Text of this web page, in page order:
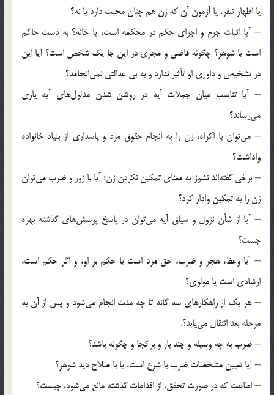
یا اظهار تنفر، یا آزمون آن که زن هم چنان محبت دارد یا نه؟
– آیا اثبات جرم و اجرای حکم در محکمه است، یا خانه؟ به دست حاکم
است یا شوهر؟ چگونه قاضی و مجری در این جا یک شخص است؟ آیا این
در تشخیص و داوری او تأثیر ندارد و به بی عدالتی نمی‌انجامد؟
– آیا تناسب میان جملات آیه در روشن شدن مدلول‌ها‌ی‌ آیه یاری
می‌رساند؟
– می‌توان با اکراه، زن را به انجام حقوق مرد و پاسداری از بنیاد خانواده
واداشت؟
– برخی گفته‌اند نشوز به معنای تمکین نکردن زن؛ آیا با زور و ضرب می‌توان
زن را به تمکین وادار کرد؟
– آیا از‌ شأن نزول و سیاق آیه می‌توان در پاسخ پرسش‌ها‌ی‌ گذشته بهره
جست؟
– آیا وعظ، هجر و ضرب، حق مرد است یا حکم بر او، و اگر حکم است،‌
ارشادی است یا مولوی؟
– هر یک از راهکارهای سه گانه تا چه مدت انجام می‌شود و پس از آن به
مرحله بعد انتقال می‌یابد؟.
– ضرب به چه وسیله و چند بار و برکجا و چگونه باشد؟
– آیا تعیین مشخصات ضرب با شرع است، یا با صلاح دید شوهر؟
– اطاعت که در صورت تحقق، از اقدامات گذشته مانع می‌شود، چیست؟